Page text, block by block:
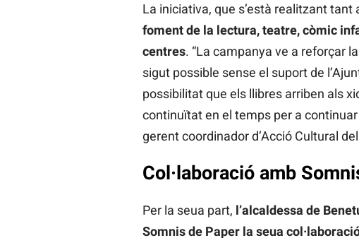
La iniciativa, que s’està realitzant
foment de la lectura, teatre, còmic
centres. “La campanya ve a reforçar
sigut possible sense el suport de
possibilitat que els llibres arriben als
continuïtat en el temps per a
gerent coordinador d’Acció Cultural
Col·laboració amb
Per la seua part, l’alcaldessa de
Somnis de Paper la seua